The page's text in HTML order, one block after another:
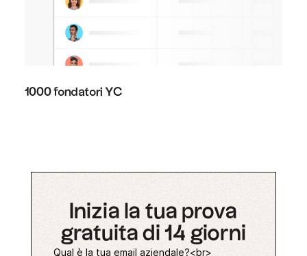
1000 fondatori YC
Inizia la tua prova
gratuita di 14 giorni
Qual è la tua email aziendale?<br>